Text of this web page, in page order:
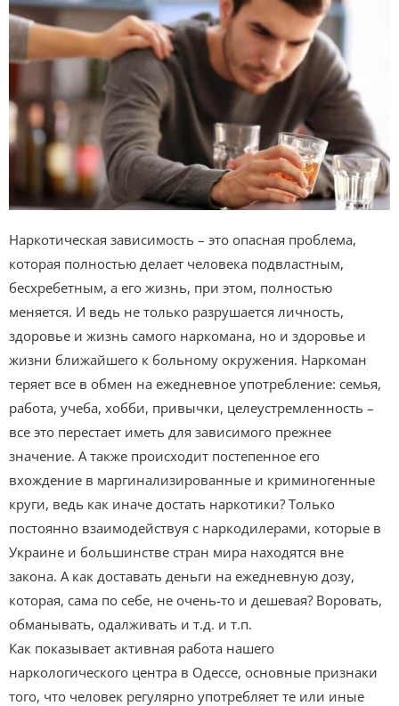
Наркотическая зависимость – это опасная проблема,
которая полностью делает человека подвластным,
бесхребетным, а его жизнь, при этом, полностью
меняется. И ведь не только разрушается личность,
здоровье и жизнь самого наркомана, но и здоровье и
жизни ближайшего к больному окружения. Наркоман
теряет все в обмен на ежедневное употребление: семья,
работа, учеба, хобби, привычки, целеустремленность –
все это перестает иметь для зависимого прежнее
значение. А также происходит постепенное его
вхождение в маргинализированные и криминогенные
круги, ведь как иначе достать наркотики? Только
постоянно взаимодействуя с наркодилерами, которые в
Украине и большинстве стран мира находятся вне
закона. А как доставать деньги на ежедневную дозу,
которая, сама по себе, не очень-то и дешевая? Воровать,
обманывать, одалживать и т.д. и т.п.
Как показывает активная работа нашего
наркологического центра в Одессе, основные признаки
того, что человек регулярно употребляет те или иные